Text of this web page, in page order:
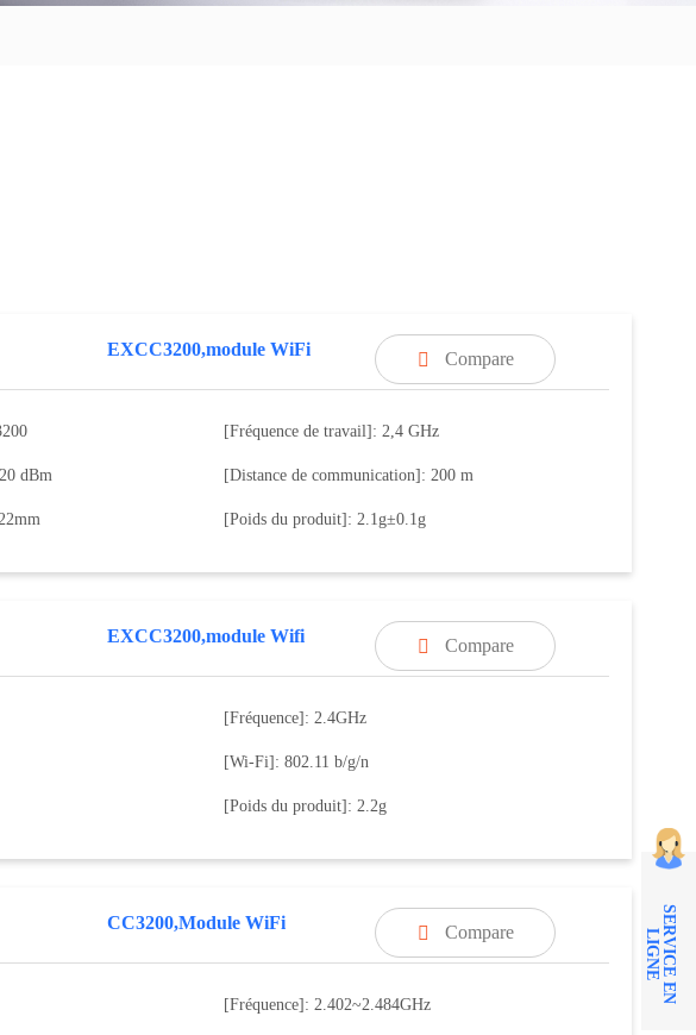
 Compare
EXCC3200,module WiFi
[Fréquence de travail]: 2,4 GHz
dBm [Distance de communication]: 200 m
[Poids du produit]: 2.1g±0.1g
 Compare
EXCC3200,module Wifi
[Fréquence]: 2.4GHz
[Wi-Fi]: 802.11 b/g/n
[Poids du produit]: 2.2g
 Compare
CC3200,Module WiFi
[Fréquence]: 2.402~2.484GHz
S
E
R
V
I
C
E
E
N
LI
G
N
E